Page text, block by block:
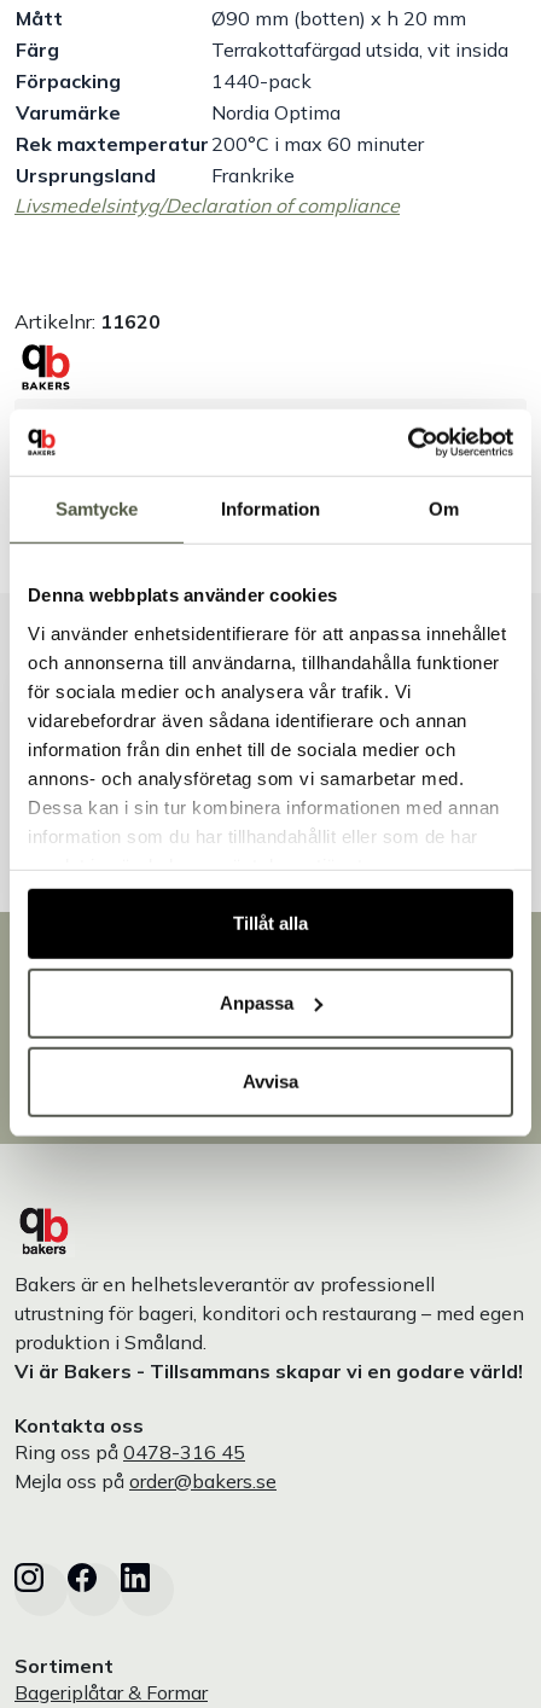
Samtycke Information Om
Denna webbplats använder cookies
Vi använder enhetsidentifierare för att anpassa innehållet
och annonserna till användarna, tillhandahålla funktioner
för sociala medier och analysera vår trafik. Vi
vidarebefordrar även sådana identifierare och annan
information från din enhet till de sociala medier och
annons- och analysföretag som vi samarbetar med.
Dessa kan i sin tur kombinera informationen med annan
information som du har tillhandahållit eller som de har
Tillåt alla
Anpassa
Avvisa
Om Bakers
Kundtjänst
Mått
Ø90 mm (botten) x h 20 mm
Färg
Terrakottafärgad utsida, vit insida
Förpacking
1440-pack
Varumärke
Nordia Optima
Rek maxtemperatur 200°C i max 60 minuter
Ursprungsland
Frankrike
Livsmedelsintyg/Declaration of compliance
Artikelnr: 11620
Leverans 1–3 dagar
Brett sortiment
Dokument & produktblad
Liknande produkter
Andra kunder tittade även på
Snabb leverans
Över 30 000 produkter
Bakers är en helhetsleverantör av professionell
utrustning för bageri, konditori och restaurang – med egen
produktion i Småland.
Vi är Bakers - Tillsammans skapar vi en godare värld!
Kontakta oss
Ring oss på 0478-316 45
Mejla oss på order@bakers.se
Sortiment
Bageriplåtar & Formar
Välkommen till Bakers!
Handlar du som företag eller privatperson?
Fortsätt som privatperson